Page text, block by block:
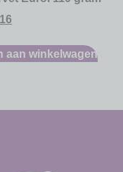
aan winkelwagen